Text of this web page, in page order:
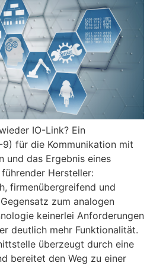
IO-Link? Ein
9) für die Kommunikation mit
und das Ergebnis eines
Hersteller:
firmenübergreifend und
zum analogen
keinerlei Anforderungen
deutlich mehr Funktionalität.
überzeugt durch eine
bereitet den Weg zu einer